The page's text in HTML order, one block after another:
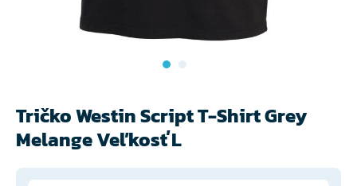
Tričko Westin Script T-Shirt Grey
Melange Veľkosť L